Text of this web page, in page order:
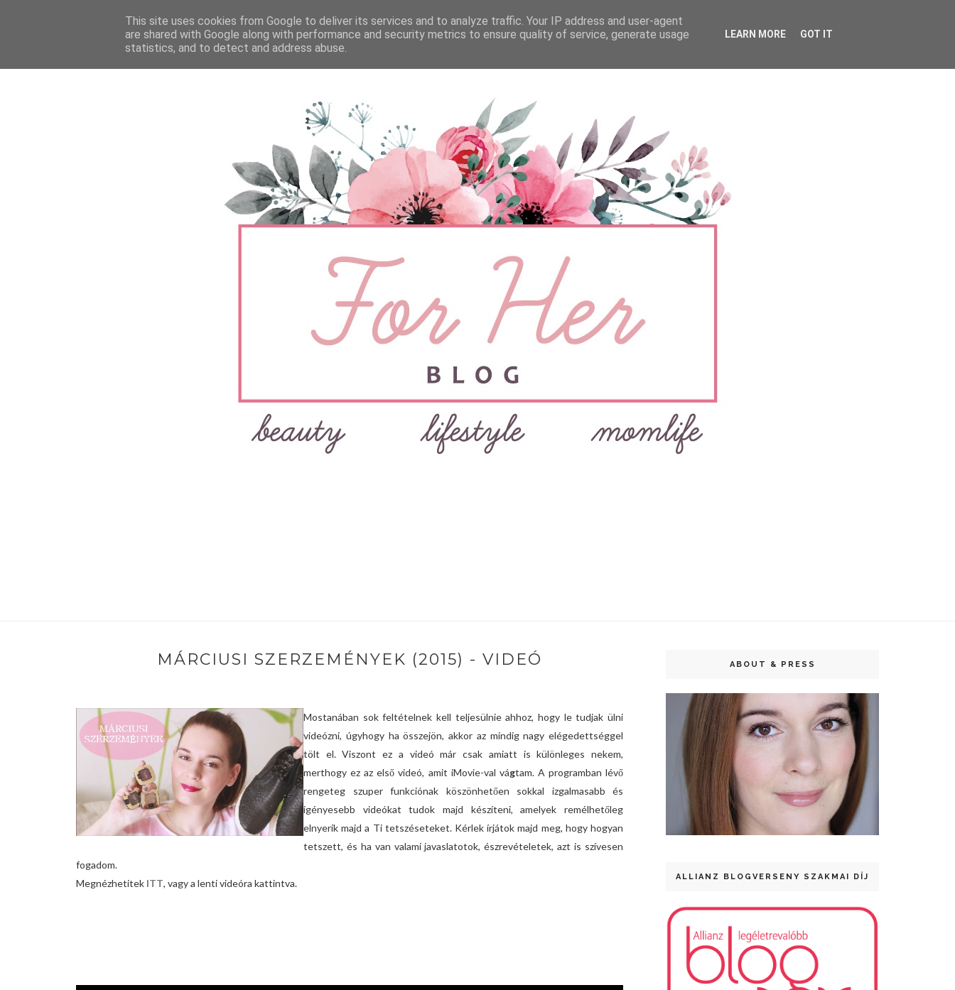
TERMÉKTESZTEK BŐRÁPOLÁS ÉLETMÓD BABA SZEMÉLYES VIDEÓ
MÁRCIUSI SZERZEMÉNYEK (2015) - VIDEÓ
Mostanában sok feltételnek kell teljesülnie ahhoz, hogy le tudjak ülni
videózni, úgyhogy ha összejön, akkor az mindig nagy elégedettséggel
tölt el. Viszont ez a videó már csak amiatt is különleges nekem,
merthogy ez az első videó, amit iMovie-val vágtam. A programban lévő
rengeteg szuper funkciónak köszönhetően sokkal izgalmasabb és
igényesebb videókat tudok majd készíteni, amelyek remélhetőleg
elnyerik majd a Ti tetszéseteket. Kérlek írjátok majd meg, hogy hogyan
tetszett, és ha van valami javaslatotok, észrevételetek, azt is szívesen
fogadom.
Megnézhetitek ITT, vagy a lenti videóra kattintva.
ABOUT & PRESS
ALLIANZ BLOGVERSENY SZAKMAI DÍJ
This site uses cookies from Google to deliver its services and to analyze traffic. Your IP address and user-agent
are shared with Google along with performance and security metrics to ensure quality of service, generate usage
statistics, and to detect and address abuse.
LEARN MORE GOT IT